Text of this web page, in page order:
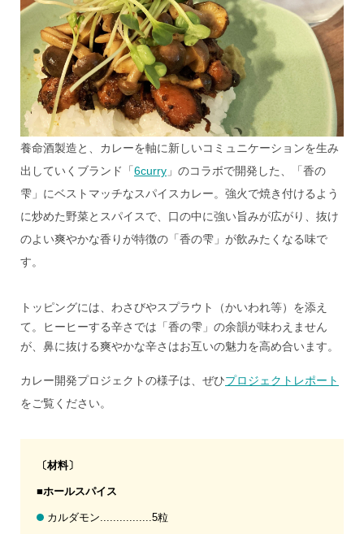
養命酒製造と、カレーを軸に新しいコミュニケーションを生み
出していくブランド「 6curry 」のコラボで開発した、「香の
雫」にベストマッチなスパイスカレー。強火で焼き付けるよう
に炒めた野菜とスパイスで、口の中に強い旨みが広がり、抜け
のよい爽やかな香りが特徴の「香の雫」が飲みたくなる味で
す。
トッピングには、わさびやスプラウト（かいわれ等）を添え
て。ヒーヒーする辛さでは「香の雫」の余韻が味わえません
が、鼻に抜ける爽やかな辛さはお互いの魅力を高め合います。
カレー開発プロジェクトの様子は、ぜひプロジェクトレポート
をご覧ください。
〔材料〕
■ホールスパイス
カルダモン................5粒